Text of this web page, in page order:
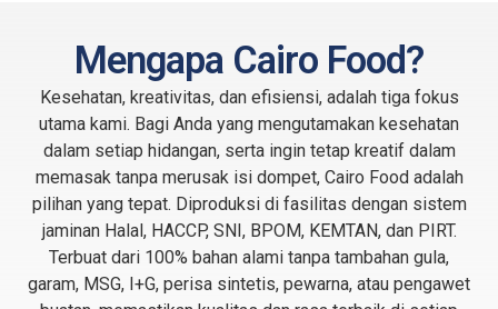
Mengapa Cairo Food?
Kesehatan, kreativitas, dan efisiensi, adalah tiga fokus
utama kami. Bagi Anda yang mengutamakan kesehatan
dalam setiap hidangan, serta ingin tetap kreatif dalam
memasak tanpa merusak isi dompet, Cairo Food adalah
pilihan yang tepat. Diproduksi di fasilitas dengan sistem
jaminan Halal, HACCP, SNI, BPOM, KEMTAN, dan PIRT.
Terbuat dari 100% bahan alami tanpa tambahan gula,
garam, MSG, I+G, perisa sintetis, pewarna, atau pengawet